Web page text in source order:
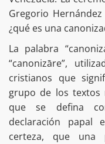
Gregorio
¿qué es una
La palabra
“canonizāre”,
cristianos que
grupo de los textos
que se defina
declaración papal
certeza, que una